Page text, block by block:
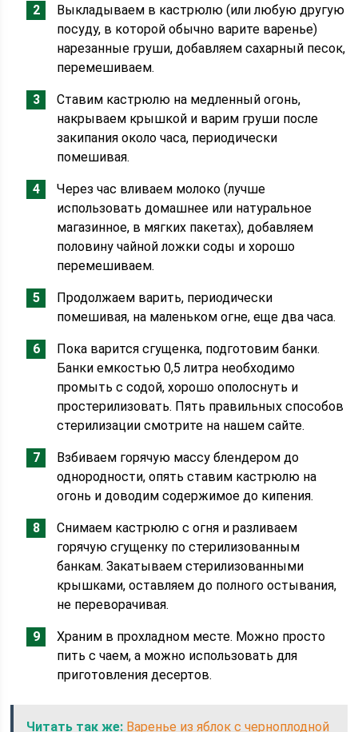
Выкладываем в кастрюлю (или любую другую
посуду, в которой обычно варите варенье)
нарезанные груши, добавляем сахарный песок,
перемешиваем.
Ставим кастрюлю на медленный огонь,
накрываем крышкой и варим груши после
закипания около часа, периодически
помешивая.
Через час вливаем молоко (лучше
использовать домашнее или натуральное
магазинное, в мягких пакетах), добавляем
половину чайной ложки соды и хорошо
перемешиваем.
Продолжаем варить, периодически
помешивая, на маленьком огне, еще два часа.
Пока варится сгущенка, подготовим банки.
Банки емкостью 0,5 литра необходимо
промыть с содой, хорошо ополоснуть и
простерилизовать. Пять правильных способов
стерилизации смотрите на нашем сайте.
Взбиваем горячую массу блендером до
однородности, опять ставим кастрюлю на
огонь и доводим содержимое до кипения.
Снимаем кастрюлю с огня и разливаем
горячую сгущенку по стерилизованным
банкам. Закатываем стерилизованными
крышками, оставляем до полного остывания,
не переворачивая.
Храним в прохладном месте. Можно просто
пить с чаем, а можно использовать для
приготовления десертов.
Читать так же: Варенье из яблок с черноплодной